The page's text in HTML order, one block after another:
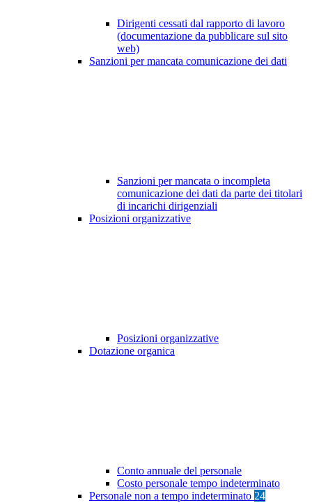
Dirigenti cessati dal rapporto di lavoro
(documentazione da pubblicare sul sito
web)
Sanzioni per mancata comunicazione dei dati
Sanzioni per mancata o incompleta
comunicazione dei dati da parte dei titolari
di incarichi dirigenziali
Posizioni organizzative
Posizioni organizzative
Dotazione organica
Conto annuale del personale
Costo personale tempo indeterminato
Personale non a tempo indeterminato 24